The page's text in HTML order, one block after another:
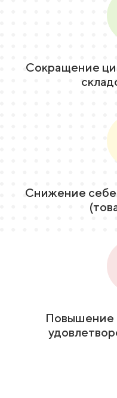
Сокращение
Снижение
Повышение